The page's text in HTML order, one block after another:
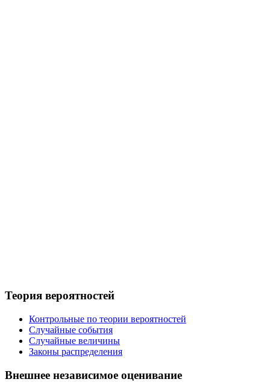
Теория вероятностей
Контрольные по теории вероятностей
Случайные события
Случайные величины
Законы распределения
Внешнее независимое оценивание